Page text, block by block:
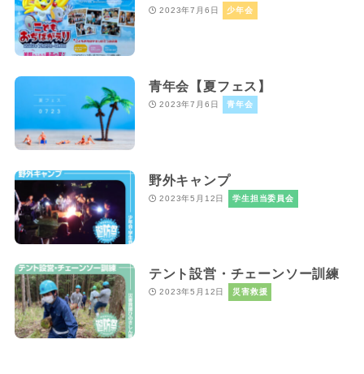
2023年7月6日 少年会
青年会【夏フェス】
2023年7月6日 青年会
野外キャンプ
2023年5月12日 学生担当委員会
テント設営・チェーンソー訓練
2023年5月12日 災害救援